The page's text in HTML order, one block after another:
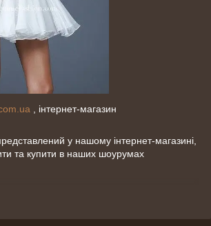
, інтернет-магазин
у нашому інтернет-магазині,
та купити в наших шоурумах